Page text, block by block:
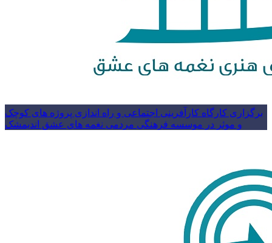
برگزاری کارگاه کارآفرینی اجتماعی و راه اندازی پروژه های کوچک
و موثر در موسسه فرهنگی مردمی نغمه های عشق اندیمشک